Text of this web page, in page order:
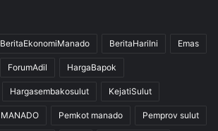
BeritaEkonomiManado BeritaHariIni Emas
ForumAdil HargaBapok
Hargasembakosulut KejatiSulut
MANADO Pemkot manado Pemprov sulut